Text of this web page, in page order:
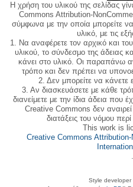
Η χρήση του υλικού της σελίδας
Commons Attribution-
σύμφωνα με την οποία μπορείτε να
υλικό, με τις
1. Να αναφέρετε τον αρχικό και
υλικού, το σύνδεσμο της άδειας
κάνει στο υλικό. Οι παραπάνω
τρόπο και δεν πρέπει να
2. Δεν μπορείτε να κάνετε
3. Αν διασκευάσετε με κάθε
διανείμετε με την ίδια άδεια που
Creative Commons δεν
διατάξεις του νόμου
This work is
Creative Commons
.
Style developer